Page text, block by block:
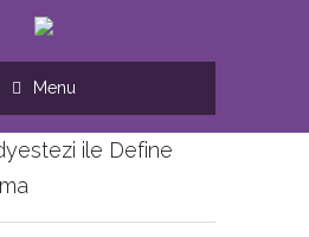
Menu
ile Define